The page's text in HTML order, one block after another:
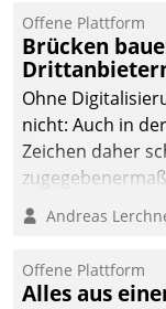
Einsparungen
Prozesse. Doch
mit der
getan. Die
die Bereitschaft,
und zu
Offene Plattform
Brücken
Ohne
nicht: Auch in
Zeichen daher
Branchen.
Andreas
Offene Plattform
Alles aus